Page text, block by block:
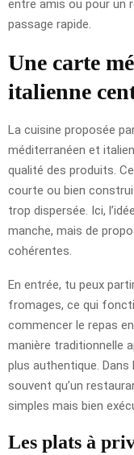
entre amis ou pour un
passage rapide.
Une carte
italienne
La cuisine proposée
méditerranéen et
qualité des produits.
courte ou bien
trop dispersée. Ici,
manche, mais de
cohérentes.
En entrée, tu peux
fromages, ce qui
commencer le repas
manière traditionnelle
plus authentique. Dans
souvent qu’un
simples mais bien
Les plats à